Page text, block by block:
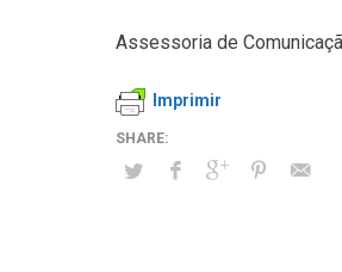
Assessoria de
Imprimir